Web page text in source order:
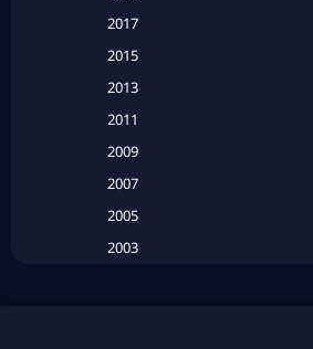
Based on a True Story เรื่องจริง
2017
2015
2013
2011
2009
2007
2005
2003